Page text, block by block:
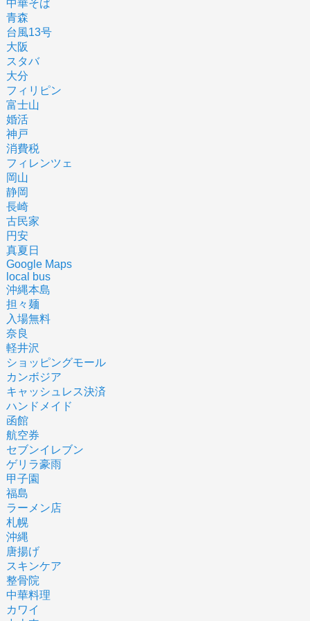
中華そば
青森
台風13号
大阪
スタバ
大分
フィリピン
富士山
婚活
神戸
消費税
フィレンツェ
岡山
静岡
長崎
古民家
円安
真夏日
Google Maps
local bus
沖縄本島
担々麺
入場無料
奈良
軽井沢
ショッピングモール
カンボジア
キャッシュレス決済
ハンドメイド
函館
航空券
セブンイレブン
ゲリラ豪雨
甲子園
福島
ラーメン店
札幌
沖縄
唐揚げ
スキンケア
整骨院
中華料理
カワイ